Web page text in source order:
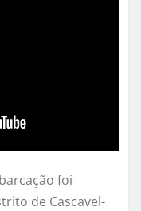
foi
de Cascavel-